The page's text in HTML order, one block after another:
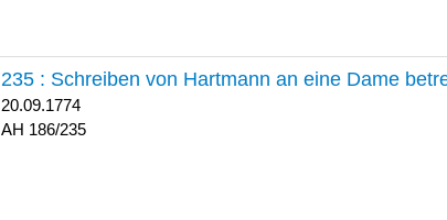
235 : Schreiben von Hartmann an eine Dame
20.09.1774
186/235